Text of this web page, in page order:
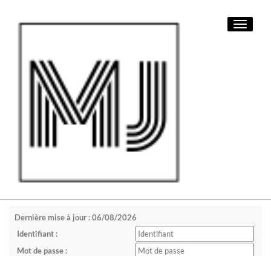
Toggle
Dernière mise à jour : 06/08/2026
Identifiant :
Mot de passe :